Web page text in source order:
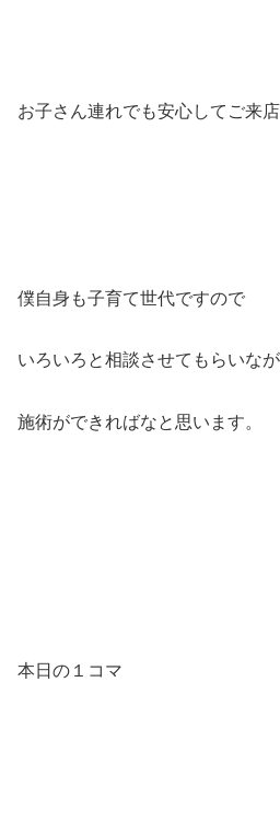
お子さん連れでも安心してご来店
僕自身も子育て世代ですので
いろいろと相談させてもらいな
施術ができればなと思います。
本日の１コマ